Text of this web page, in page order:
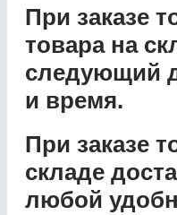
При заказе
товара на
следующий
и время.
При заказе
складе
любой